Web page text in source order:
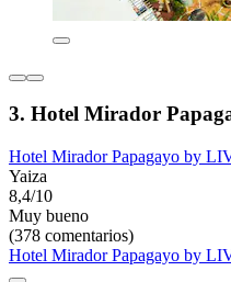
3. Hotel Mirador
Hotel Mirador Papagayo by
Yaiza
8,4/10
Muy bueno
(378 comentarios)
Hotel Mirador Papagayo by